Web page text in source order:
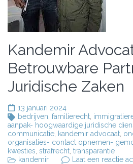
Kandemir
Betrouwbare
Juridische Zaken
13 januari 2024
bedrijven familierecht
aanpak- hoogwaardige juridische
communicatie kandemir advocaat
organisaties- contact opnemen-
kwesties strafrecht transparantie
kandemir
Laat een reactie